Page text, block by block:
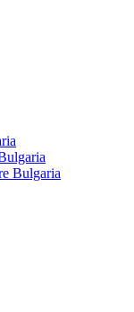
Bulgaria